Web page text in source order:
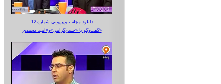
دانلود مجله تلویزیونی شماره 12
گفت‌وگو با «حسن‌گرامی»و«امیدآمحمدی»